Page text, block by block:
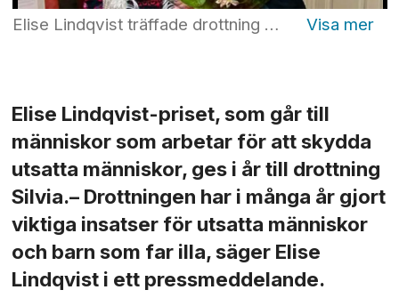
Elise Lindqvist träffade drottning Silvia på Kungliga slottet i februari 2020. Foto: Henrik Garlöv/Kungl. Hovstaterna
Elise Lindqvist-priset, som går till
människor som arbetar för att skydda
utsatta människor, ges i år till drottning
Silvia.– Drottningen har i många år gjort
viktiga insatser för utsatta människor
och barn som far illa, säger Elise
Lindqvist i ett pressmeddelande.